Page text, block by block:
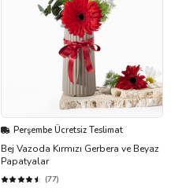
Perşembe Ücretsiz Teslimat
Bej Vazoda Kırmızı Gerbera ve Beyaz
Papatyalar
(77)